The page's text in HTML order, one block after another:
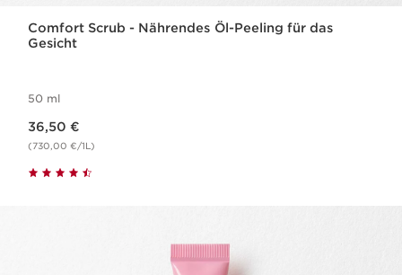
Comfort Scrub - Nährendes Öl-Peeling für das
Gesicht
50 ml
36,50 €
(730,00 €/1L)